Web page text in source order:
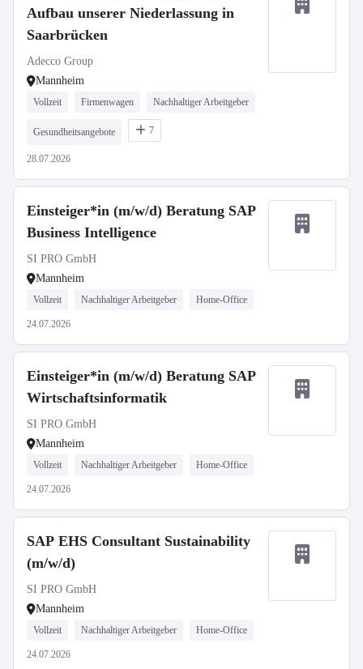
Aufbau unserer Niederlassung in
Saarbrücken
Adecco Group
Mannheim
Vollzeit Firmenwagen Nachhaltiger Arbeitgeber
Gesundheitsangebote 7
28.07.2026
Einsteiger*in (m/w/d) Beratung SAP
Business Intelligence
SI PRO GmbH
Mannheim
Vollzeit Nachhaltiger Arbeitgeber Home-Office
24.07.2026
Einsteiger*in (m/w/d) Beratung SAP
Wirtschaftsinformatik
SI PRO GmbH
Mannheim
Vollzeit Nachhaltiger Arbeitgeber Home-Office
24.07.2026
SAP EHS Consultant Sustainability
(m/w/d)
SI PRO GmbH
Mannheim
Vollzeit Nachhaltiger Arbeitgeber Home-Office
24.07.2026